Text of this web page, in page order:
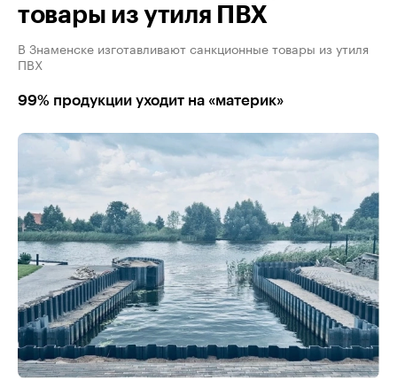
товары из утиля ПВХ
В Знаменске изготавливают санкционные товары из утиля
ПВХ
99% продукции уходит на «материк»